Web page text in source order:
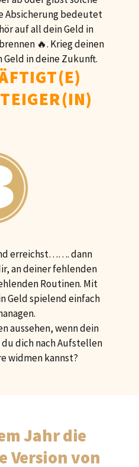
Absicherung bedeutet
auf all dein Geld in
🔥. Krieg deinen
Geld in deine Zukunft.
erreichst……. dann
an deiner fehlenden
Routinen. Mit
Geld spielend einfach
aussehen, wenn dein
dich nach Aufstellen
widmen kannst?
Jahr die
Version von